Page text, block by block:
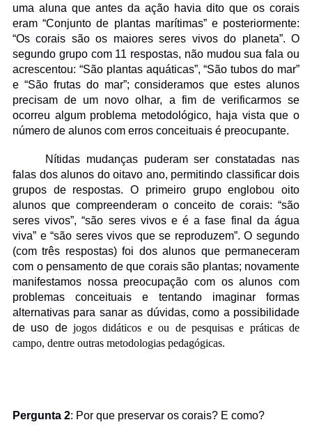
uma aluna que antes da ação havia dito que os corais
eram “Conjunto de plantas marítimas” e posteriormente:
“Os corais são os maiores seres vivos do planeta”. O
segundo grupo com 11 respostas, não mudou sua fala ou
acrescentou: “São plantas aquáticas”, “São tubos do mar”
e “São frutas do mar”; consideramos que estes alunos
precisam de um novo olhar, a fim de verificarmos se
ocorreu algum problema metodológico, haja vista que o
número de alunos com erros conceituais é preocupante.
Nítidas mudanças puderam ser constatadas nas
falas dos alunos do oitavo ano, permitindo classificar dois
grupos de respostas. O primeiro grupo englobou oito
alunos que compreenderam o conceito de corais: “são
seres vivos”, “são seres vivos e é a fase final da água
viva” e “são seres vivos que se reproduzem”. O segundo
(com três respostas) foi dos alunos que permaneceram
com o pensamento de que corais são plantas; novamente
manifestamos nossa preocupação com os alunos com
problemas conceituais e tentando imaginar formas
alternativas para sanar as dúvidas, como a possibilidade
de uso dejogos didáticos e ou de pesquisas e práticas de
campo, dentre outras metodologias pedagógicas.
Pergunta 2: Por que preservar os corais? E como?